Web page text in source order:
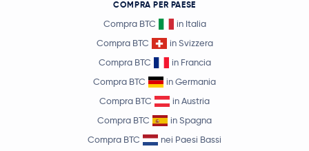
COMPRA PER PAESE
Compra BTC
in Italia
Compra BTC
in Svizzera
Compra BTC
in Francia
Compra BTC
in Germania
Compra BTC
in Austria
Compra BTC
in Spagna
Compra BTC
nei Paesi Bassi